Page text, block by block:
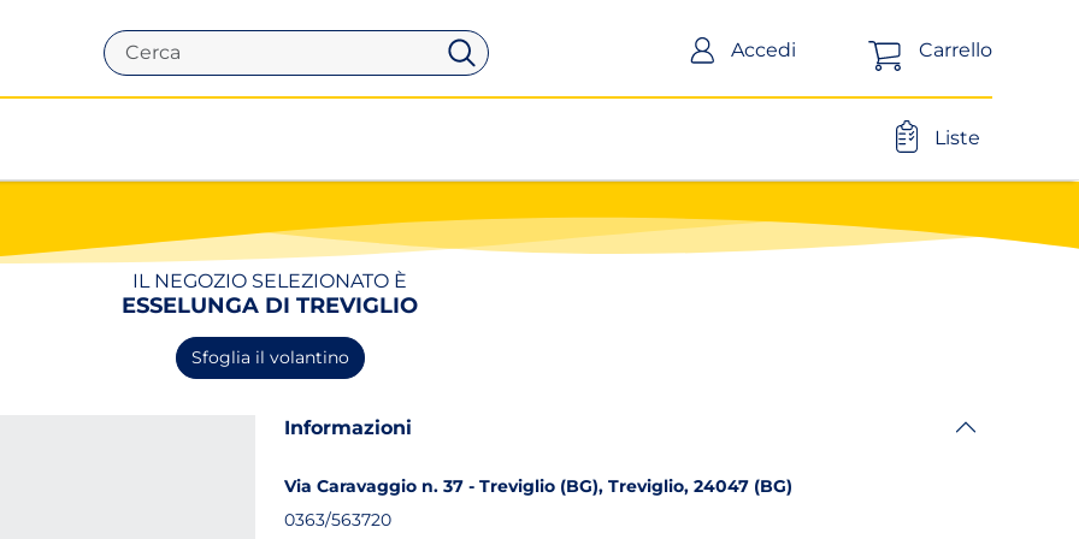
Cerca
Accedi Carrello
Liste
IL NEGOZIO SELEZIONATO È
ESSELUNGA DI TREVIGLIO
Sfoglia il volantino
Informazioni
Via Caravaggio n. 37 - Treviglio (BG), Treviglio, 24047 (BG)
0363/563720